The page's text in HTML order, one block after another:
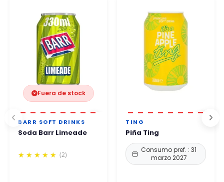
Puede comprar con total confianza.
Fuera de stock
BARR SOFT DRINKS
Soda Barr Limeade
(2)
TING
Piña Ting
Consumo pref. : 31
marzo 2027